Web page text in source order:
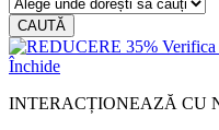
CAUTĂ
Închide
INTERACȚIONEAZĂ CU